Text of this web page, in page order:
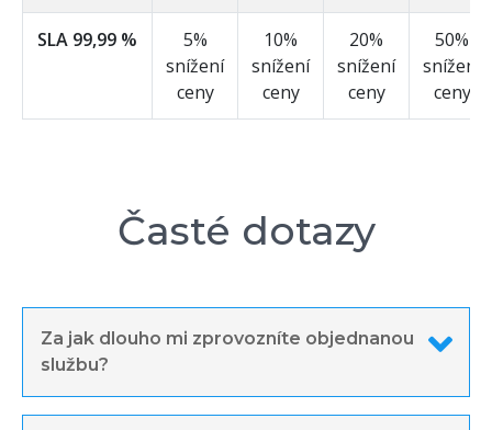
SLA 99,99 %
5%
snížení
ceny
10%
snížení
ceny
20%
snížení
ceny
50%
snížení
ceny
Časté dotazy
Za jak dlouho mi zprovozníte objednanou
službu?